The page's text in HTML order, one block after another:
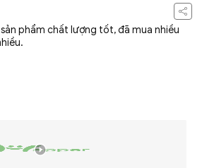
phẩm chất lượng tốt, đã mua nhiều